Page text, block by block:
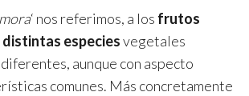
mora‘ nos referimos, a los frutos
especiesvegetales
aunque con aspecto
comunes. Más concretamente